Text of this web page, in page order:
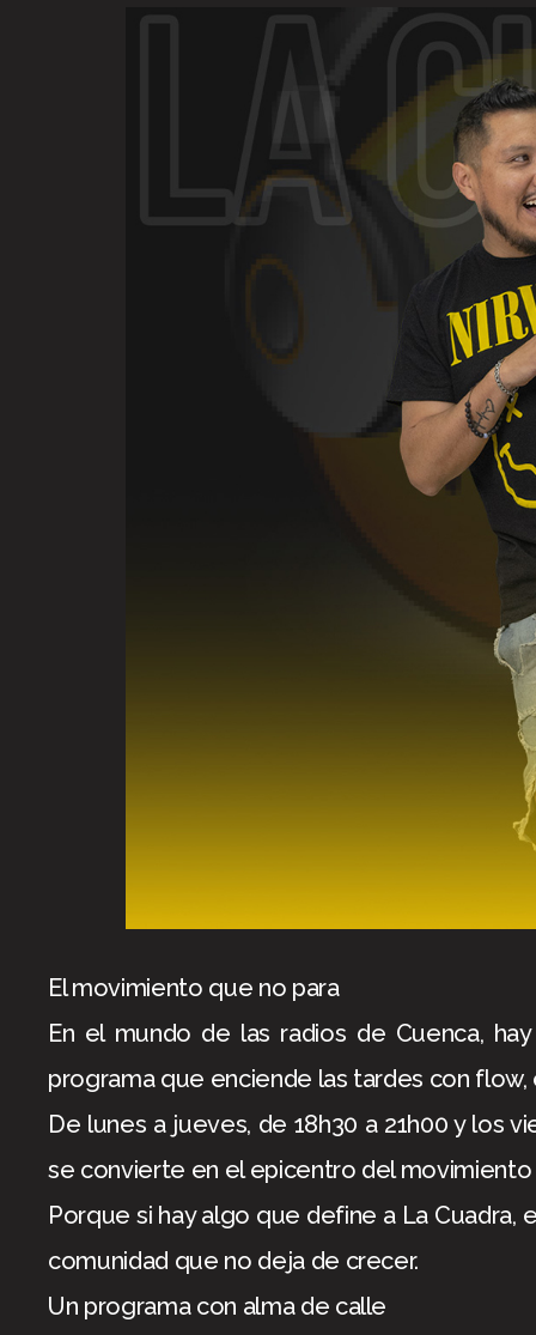
El movimiento que no para
En el mundo de las radios de Cuenca,
programa que enciende las tardes con flow,
De lunes a jueves, de 18h30 a 21h00 y los
se convierte en el epicentro del movimiento
Porque si hay algo que define a La Cuadra,
comunidad que no deja de crecer.
Un programa con alma de calle